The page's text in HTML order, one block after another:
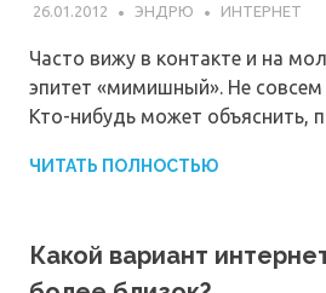
26.01.2012 ЭНДРЮ ИНТЕРНЕТ
Часто вижу в контакте и на
эпитет «мимишный». Не совсем
Кто-нибудь может объяснить,
ЧИТАТЬ ПОЛНОСТЬЮ
Какой вариант